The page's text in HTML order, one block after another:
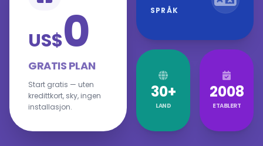
US$0
GRATIS PLAN
Start gratis — uten
kredittkort, sky, ingen
installasjon.
SPRÅK
30+
LAND
2008
ETABLERT